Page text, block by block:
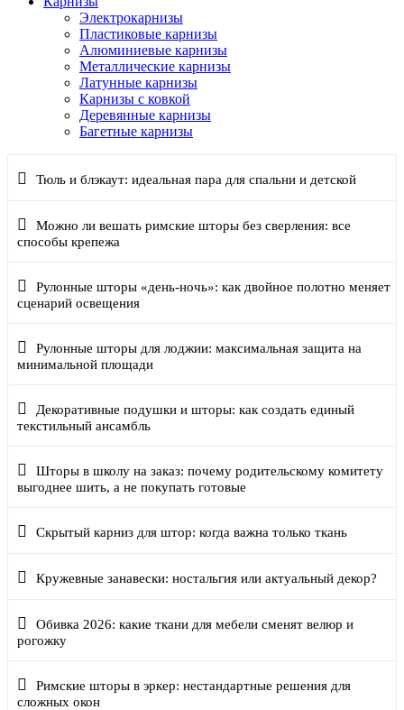
Электрокарнизы
Пластиковые карнизы
Алюминиевые карнизы
Металлические карнизы
Латунные карнизы
Карнизы с ковкой
Деревянные карнизы
Багетные карнизы
Тюль и блэкаут: идеальная пара для спальни и детской
Можно ли вешать римские шторы без сверления: все
способы крепежа
Рулонные шторы «день-ночь»: как двойное полотно меняет
сценарий освещения
Рулонные шторы для лоджии: максимальная защита на
минимальной площади
Декоративные подушки и шторы: как создать единый
текстильный ансамбль
Шторы в школу на заказ: почему родительскому комитету
выгоднее шить, а не покупать готовые
Скрытый карниз для штор: когда важна только ткань
Кружевные занавески: ностальгия или актуальный декор?
Обивка 2026: какие ткани для мебели сменят велюр и
рогожку
Римские шторы в эркер: нестандартные решения для
сложных окон